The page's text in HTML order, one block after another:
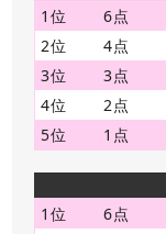
1位
6点
2位
4点
3位
3点
4位
2点
5位
1点
1位
6点